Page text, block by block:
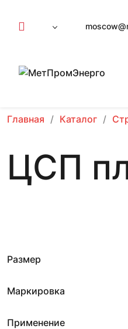
Главная Каталог
ЦСП
Размер
Маркировка
Применение